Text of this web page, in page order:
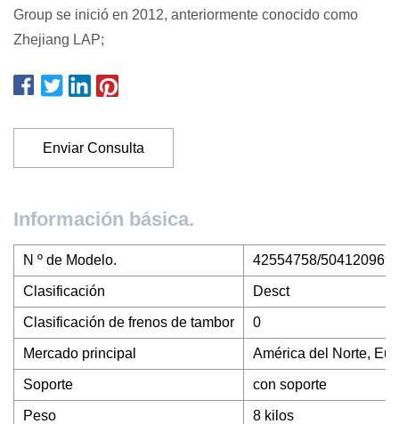
Group se inició en 2012, anteriormente conocido como
Zhejiang LAP;
Enviar Consulta
Información básica.
N º de Modelo. 42554758/504120969
Clasificación Desct
Clasificación de frenos de tambor 0
Mercado principal América del Norte,
Soporte con soporte
Peso 8 kilos